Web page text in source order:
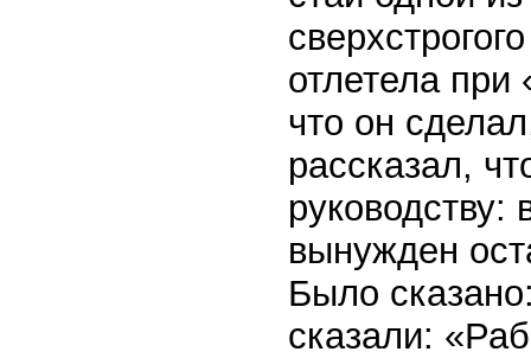
отлетела
что он
рассказал,
руководству:
вынужден
Было
сказали: